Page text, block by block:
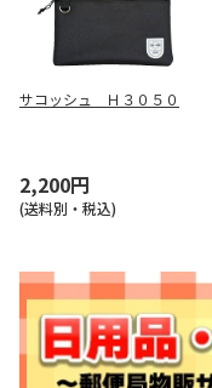
サコッシュ Ｈ３０５０
2,200円
(送料別・税込)